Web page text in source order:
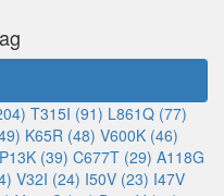
T315I (91) L861Q (77)
K65R (48) V600K (46)
P13K (39) C677T (29) A118G
V32I (24) I50V (23) I47V